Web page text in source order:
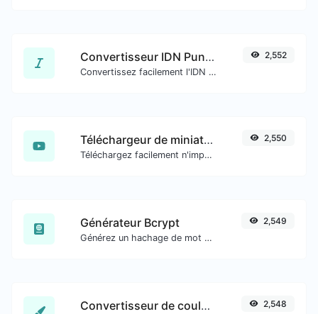
Convertisseur IDN Punnycode
Convertissez facilement l'IDN en Punnycode et inversement.
2,552
Téléchargeur de miniatures YouTube
Téléchargez facilement n'importe quelle miniature de vidéo YouTube dans toutes les tailles disponibles.
2,550
Générateur Bcrypt
Générez un hachage de mot de passe bcrypt pour toute entrée de chaîne.
2,549
Convertisseur de couleurs 2,548